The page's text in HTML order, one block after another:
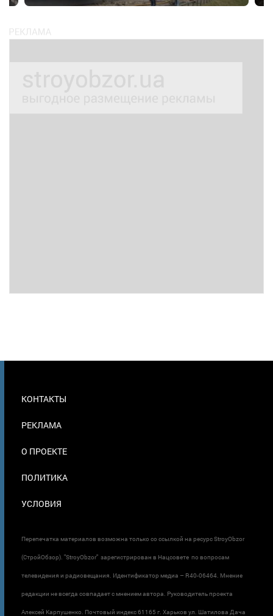
В
КОНТАКТЫ
РЕКЛАМА
О ПРОЕКТЕ
ПОЛИТИКА
УСЛОВИЯ
Перепечатка материалов возможна только со ссылкой на ресурс StroyObzor
(СтройОбзор). "StroyObzor" зарегистрирован в Нацсовете по вопросам
телевидения и радиовещания. Идентификатор медиа – R40-06464. Мнение
редакции не всегда совпадает с мнением автора. Руководитель проекта
Алексей Карпушенко. Почтовый индекс 61165 г. Харьков ул. Шатилова Дача